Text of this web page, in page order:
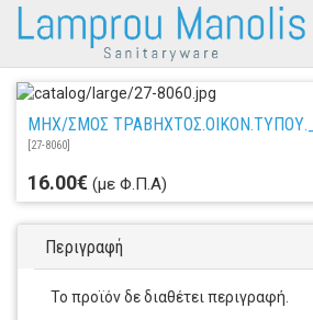
ΜΗΧ/ΣΜΟΣ ΤΡΑΒΗΧΤΟΣ.ΟΙΚΟΝ.ΤΥΠΟΥ._
[27-8060]
16.00€ (με Φ.Π.Α)
Περιγραφή
Το προϊόν δε διαθέτει περιγραφή.